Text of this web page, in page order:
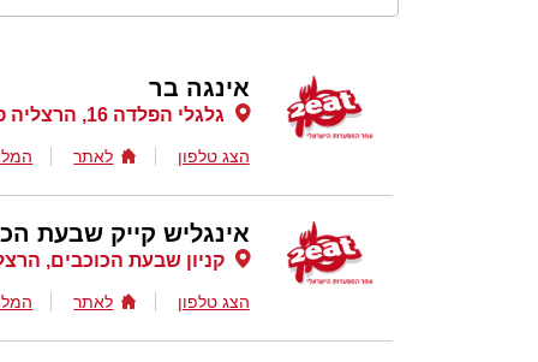
אינגה בר
גלגלי הפלדה 16, הרצליה פיתוח
הצג טלפון לאתר
אינגליש קייק שבעת
קניון שבעת הכוכבים,
הצג טלפון לאתר